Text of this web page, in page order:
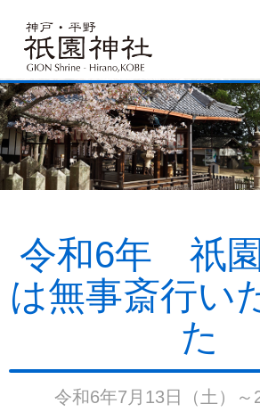
令和6年 祇
は無事斎行い
た
令和6年7月13日（土）～